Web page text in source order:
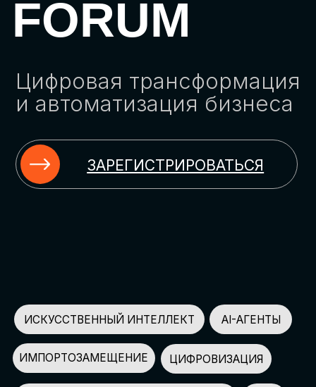
ЗАРЕГИСТРИРОВАТЬСЯ
ИСКУССТВЕННЫЙ ИНТЕЛЛЕКТ
НЕЙРОСЕТИ ДЛЯ БИЗНЕСА
КЭДО
ЦИФРОВИЗАЦИЯ
АВТОМАТИЗАЦИЯ HR
АВТОМАТИЗАЦИЯ МАРКЕТИНГА И ПРОДАЖ
AI-АССИСТЕНТЫ
ЧАТ-БОТЫ
ИМПОРТОЗАМЕЩЕНИЕ